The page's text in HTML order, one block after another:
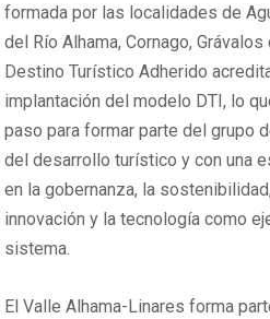
formada por las localidades de
del Río Alhama, Cornago,
Destino Turístico Adherido
implantación del modelo DTI, lo
paso para formar parte del grupo
del desarrollo turístico y con una
en la gobernanza, la
innovación y la tecnología como
sistema.
El Valle Alhama-Linares forma